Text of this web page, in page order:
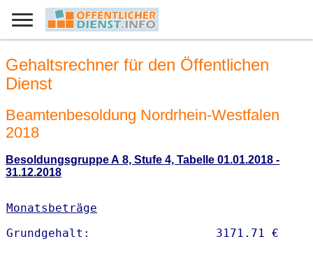
Gehaltsrechner für den Öffentlichen
Dienst
Beamtenbesoldung Nordrhein-Westfalen
2018
Besoldungsgruppe A 8, Stufe 4, Tabelle 01.01.2018 -
31.12.2018
Monatsbeträge